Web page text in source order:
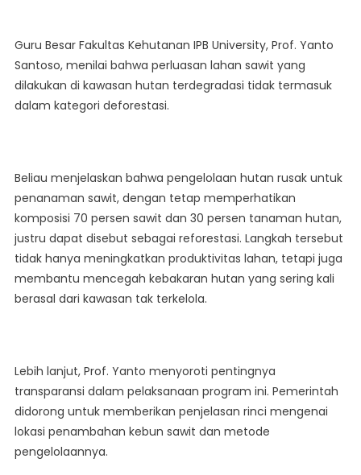
Guru Besar Fakultas Kehutanan IPB University, Prof. Yanto
Santoso, menilai bahwa perluasan lahan sawit yang
dilakukan di kawasan hutan terdegradasi tidak termasuk
dalam kategori deforestasi.
Beliau menjelaskan bahwa pengelolaan hutan rusak untuk
penanaman sawit, dengan tetap memperhatikan
komposisi 70 persen sawit dan 30 persen tanaman hutan,
justru dapat disebut sebagai reforestasi. Langkah tersebut
tidak hanya meningkatkan produktivitas lahan, tetapi juga
membantu mencegah kebakaran hutan yang sering kali
berasal dari kawasan tak terkelola.
Lebih lanjut, Prof. Yanto menyoroti pentingnya
transparansi dalam pelaksanaan program ini. Pemerintah
didorong untuk memberikan penjelasan rinci mengenai
lokasi penambahan kebun sawit dan metode
pengelolaannya.